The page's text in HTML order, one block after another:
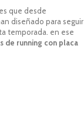
que desde
diseñado para seguir
temporada. en ese
de running con placa